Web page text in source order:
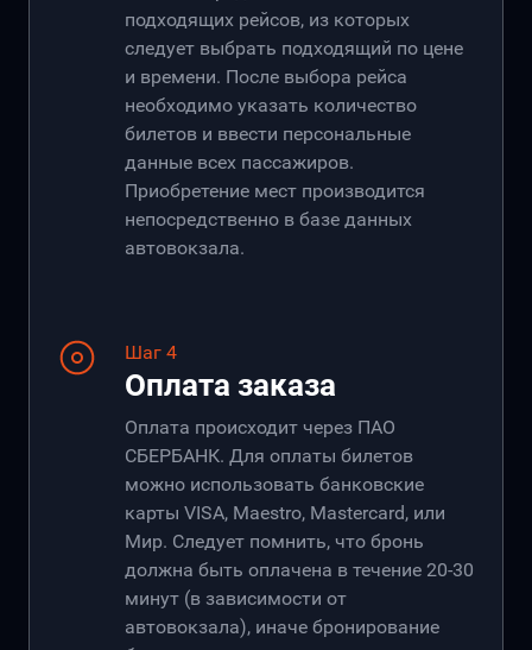
подходящих рейсов, из которых
следует выбрать подходящий по цене
и времени. После выбора рейса
необходимо указать количество
билетов и ввести персональные
данные всех пассажиров.
Приобретение мест производится
непосредственно в базе данных
автовокзала.
Шаг 4
Оплата заказа
Оплата происходит через ПАО
СБЕРБАНК. Для оплаты билетов
можно использовать банковские
карты VISA, Maestro, Mastercard, или
Мир. Следует помнить, что бронь
должна быть оплачена в течение 20-30
минут (в зависимости от
автовокзала), иначе бронирование